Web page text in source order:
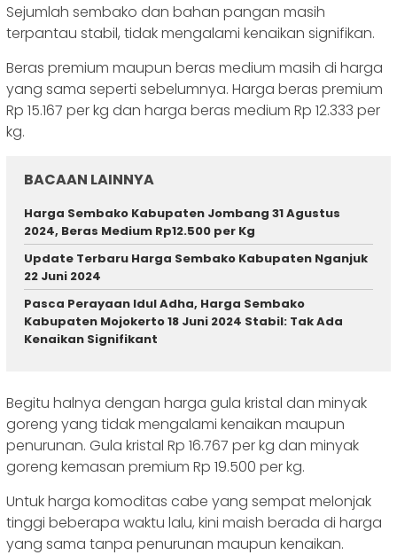
Sejumlah sembako dan bahan pangan masih
terpantau stabil, tidak mengalami kenaikan signifikan.
Beras premium maupun beras medium masih di harga
yang sama seperti sebelumnya. Harga beras premium
Rp 15.167 per kg dan harga beras medium Rp 12.333 per
kg.
BACAAN LAINNYA
Harga Sembako Kabupaten Jombang 31 Agustus
2024, Beras Medium Rp12.500 per Kg
Update Terbaru Harga Sembako Kabupaten Nganjuk
22 Juni 2024
Pasca Perayaan Idul Adha, Harga Sembako
Kabupaten Mojokerto 18 Juni 2024 Stabil: Tak Ada
Kenaikan Signifikant
Begitu halnya dengan harga gula kristal dan minyak
goreng yang tidak mengalami kenaikan maupun
penurunan. Gula kristal Rp 16.767 per kg dan minyak
goreng kemasan premium Rp 19.500 per kg.
Untuk harga komoditas cabe yang sempat melonjak
tinggi beberapa waktu lalu, kini maish berada di harga
yang sama tanpa penurunan maupun kenaikan.